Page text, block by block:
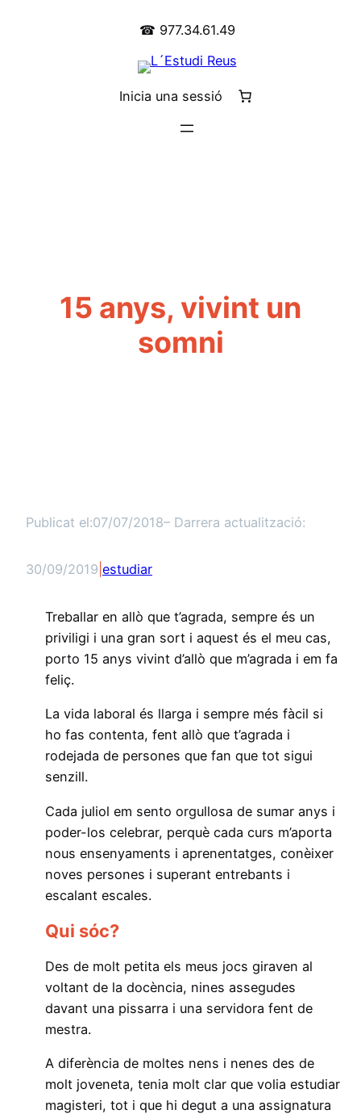
☎ 977.34.61.49
Inicia una sessió
15 anys, vivint un
somni
Publicat el:07/07/2018– Darrera actualització:
30/09/2019 estudiar
Treballar en allò que t’agrada, sempre és un
priviligi i una gran sort i aquest és el meu cas,
porto 15 anys vivint d’allò que m’agrada i em fa
feliç.
La vida laboral és llarga i sempre més fàcil si
ho fas contenta, fent allò que t’agrada i
rodejada de persones que fan que tot sigui
senzill.
Cada juliol em sento orgullosa de sumar anys i
poder-los celebrar, perquè cada curs m’aporta
nous ensenyaments i aprenentatges, conèixer
noves persones i superant entrebants i
escalant escales.
Qui sóc?
Des de molt petita els meus jocs giraven al
voltant de la docència, nines assegudes
davant una pissarra i una servidora fent de
mestra.
A diferència de moltes nens i nenes des de
molt joveneta, tenia molt clar que volia estudiar
magisteri, tot i que hi degut a una assignatura